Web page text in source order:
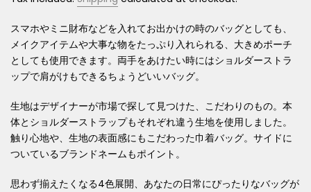
スマホやミニ財布などを入れてお出かけの時のバッグとしても、
メイクアイテムや大事な物をたっぷり入れられる、大きめポーチ
としても使用できます。両手をあけたい時にはショルダーストラ
ップで肩がけもできるちょうどいいバッグ。
生地はデザイナーが市場で探して見つけた、こだわりのもの。本
体とショルダーストラップもそれぞれ違う生地を使用しました。
触り心地や、生地の表面感にもこだわった巾着バッグ。サイドに
ついているブランドネームもポイント。
思わず揃えたくなる4色展開、あなたの日常にぴったりなバッグが